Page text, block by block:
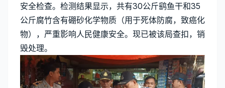
安全检查。检测结果显示，共有30公斤鹞鱼干和35
公斤腐竹含有硼砂化学物质（用于死体防腐，致癌化
物），严重影响人民健康安全。现已被该局查扣，销
毁处理。